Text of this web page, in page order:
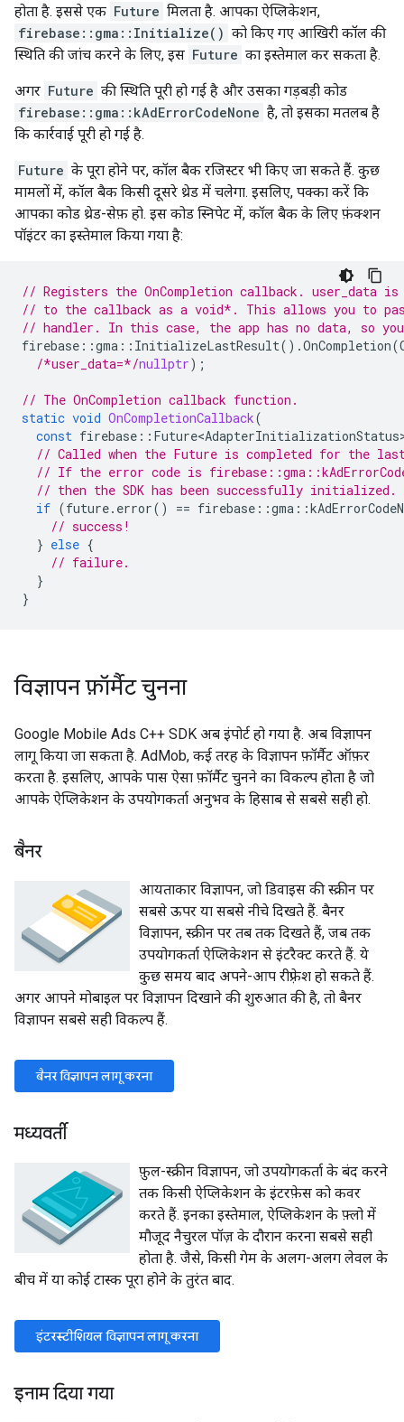
होता है. इससे एक Future मिलता है. आपका ऐप्लिकेशन,
firebase::gma::Initialize() को किए गए आखिरी कॉल की
स्थिति की जांच करने के लिए, इस Future का इस्तेमाल कर सकता है.
अगर Future की स्थिति पूरी हो गई है और उसका गड़बड़ी कोड
firebase::gma::kAdErrorCodeNone है, तो इसका मतलब है
कि कार्रवाई पूरी हो गई है.
Future के पूरा होने पर, कॉल बैक रजिस्टर भी किए जा सकते हैं. कुछ
मामलों में, कॉल बैक किसी दूसरे थ्रेड में चलेगा. इसलिए, पक्का करें कि
आपका कोड थ्रेड-सेफ़ हो. इस कोड स्निपेट में, कॉल बैक के लिए फ़ंक्शन
पॉइंटर का इस्तेमाल किया गया है:
// Registers the OnCompletion callback. user_data
// to the callback as a void*. This allows you to
// handler. In this case, the app has no data, so
firebase ::gma :: InitializeLastResult().OnCompletion(
/*user_data=*/nullptr);
// The OnCompletion callback function.
static void OnCompletionCallback(
const firebase ::
// Called when the Future is completed for the
// If the error code is
// then the SDK has been successfully initialized.
if (future. error() == firebase ::gma ::
// success!
} else {
// failure.
}
}
विज्ञापन फ़ॉर्मैट चुनना
Google Mobile Ads C++ SDK अब इंपोर्ट हो गया है. अब विज्ञापन
लागू किया जा सकता है. AdMob, कई तरह के विज्ञापन फ़ॉर्मैट ऑफ़र
करता है. इसलिए, आपके पास ऐसा फ़ॉर्मैट चुनने का विकल्प होता है जो
आपके ऐप्लिकेशन के उपयोगकर्ता अनुभव के हिसाब से सबसे सही हो.
बैनर
आयताकार विज्ञापन, जो डिवाइस की स्क्रीन पर
सबसे ऊपर या सबसे नीचे दिखते हैं. बैनर
विज्ञापन, स्क्रीन पर तब तक दिखते हैं, जब तक
उपयोगकर्ता ऐप्लिकेशन से इंटरैक्ट करते हैं. ये
कुछ समय बाद अपने-आप रीफ़्रेश हो सकते हैं.
अगर आपने मोबाइल पर विज्ञापन दिखाने की शुरुआत की है, तो बैनर
विज्ञापन सबसे सही विकल्प हैं.
बैनर विज्ञापन लागू करना
मध्यवर्ती
फ़ुल-स्क्रीन विज्ञापन, जो उपयोगकर्ता के बंद करने
तक किसी ऐप्लिकेशन के इंटरफ़ेस को कवर
करते हैं. इनका इस्तेमाल, ऐप्लिकेशन के फ़्लो में
मौजूद नैचुरल पॉज़ के दौरान करना सबसे सही
होता है. जैसे, किसी गेम के अलग-अलग लेवल के
बीच में या कोई टास्क पूरा होने के तुरंत बाद.
इंटरस्टीशियल विज्ञापन लागू करना
इनाम दिया गया